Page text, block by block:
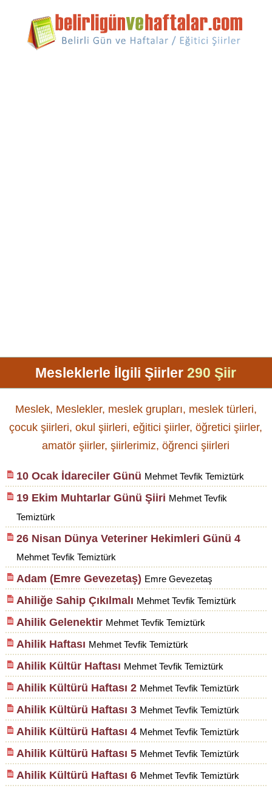
Mesleklerle İlgili Şiirler290 Şiir
Meslek, Meslekler, meslek grupları, meslek türleri,
çocuk şiirleri, okul şiirleri, eğitici şiirler, öğretici şiirler,
amatör şiirler, şiirlerimiz, öğrenci şiirleri
10 Ocak İdareciler Günü Mehmet Tevfik Temiztürk
19 Ekim Muhtarlar Günü Şiiri Mehmet Tevfik
Temiztürk
26 Nisan Dünya Veteriner Hekimleri Günü 4
Mehmet Tevfik Temiztürk
Adam (Emre Gevezetaş) Emre Gevezetaş
Ahiliğe Sahip Çıkılmalı Mehmet Tevfik Temiztürk
Ahilik Gelenektir Mehmet Tevfik Temiztürk
Ahilik Haftası Mehmet Tevfik Temiztürk
Ahilik Kültür Haftası Mehmet Tevfik Temiztürk
Ahilik Kültürü Haftası 2 Mehmet Tevfik Temiztürk
Ahilik Kültürü Haftası 3 Mehmet Tevfik Temiztürk
Ahilik Kültürü Haftası 4 Mehmet Tevfik Temiztürk
Ahilik Kültürü Haftası 5 Mehmet Tevfik Temiztürk
Ahilik Kültürü Haftası 6 Mehmet Tevfik Temiztürk